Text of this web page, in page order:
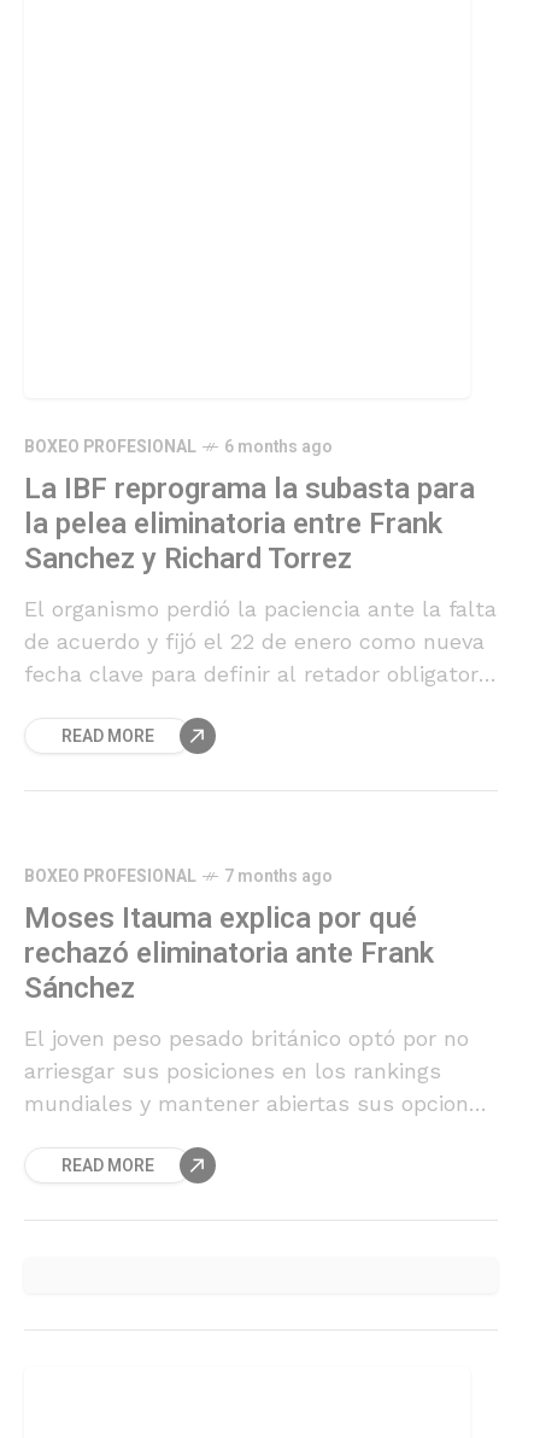
BOXEO PROFESIONAL 6 months ago
La IBF reprograma la subasta para
la pelea eliminatoria entre Frank
Sanchez y Richard Torrez
El organismo perdió la paciencia ante la falta
de acuerdo y fijó el 22 de enero como nueva
fecha clave para definir al retador obligatorio
READ MORE
BOXEO PROFESIONAL 7 months ago
Moses Itauma explica por qué
rechazó eliminatoria ante Frank
Sánchez
El joven peso pesado británico optó por no
arriesgar sus posiciones en los rankings
mundiales y mantener abiertas sus opciones
READ MORE